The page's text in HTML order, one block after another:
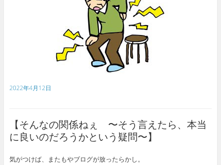
2022年4月12日
【そんなの関係ねぇ 〜そう言えたら、本当
に良いのだろうかという疑問〜】
気がつけば、またもやブログが放ったらかし。